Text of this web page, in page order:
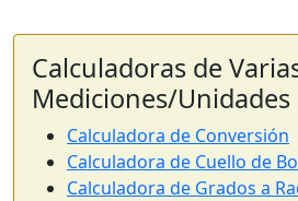
Calculadoras de
Mediciones/Unidades
Calculadora de Conversión
Calculadora de Cuello de
Calculadora de Grados a